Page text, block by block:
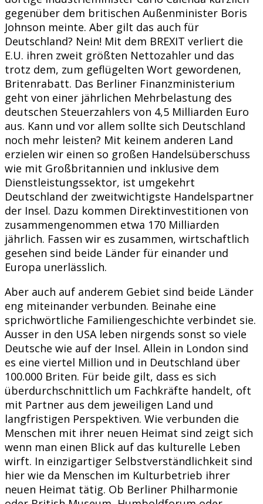
gegenüber dem britischen Außenminister Boris
Johnson meinte. Aber gilt das auch für
Deutschland? Nein! Mit dem BREXIT verliert die
E.U. ihren zweit größten Nettozahler und das
trotz dem, zum geflügelten Wort gewordenen,
Britenrabatt. Das Berliner Finanzministerium
geht von einer jährlichen Mehrbelastung des
deutschen Steuerzahlers von 4,5 Milliarden Euro
aus. Kann und vor allem sollte sich Deutschland
noch mehr leisten? Mit keinem anderen Land
erzielen wir einen so großen Handelsüberschuss
wie mit Großbritannien und inklusive dem
Dienstleistungssektor, ist umgekehrt
Deutschland der zweitwichtigste Handelspartner
der Insel. Dazu kommen Direktinvestitionen von
zusammengenommen etwa 170 Milliarden
jährlich. Fassen wir es zusammen, wirtschaftlich
gesehen sind beide Länder für einander und
Europa unerlässlich.
Aber auch auf anderem Gebiet sind beide Länder
eng miteinander verbunden. Beinahe eine
sprichwörtliche Familiengeschichte verbindet sie.
Ausser in den USA leben nirgends sonst so viele
Deutsche wie auf der Insel. Allein in London sind
es eine viertel Million und in Deutschland über
100.000 Briten. Für beide gilt, dass es sich
überdurchschnittlich um Fachkräfte handelt, oft
mit Partner aus dem jeweiligen Land und
langfristigen Perspektiven. Wie verbunden die
Menschen mit ihrer neuen Heimat sind zeigt sich
wenn man einen Blick auf das kulturelle Leben
wirft. In einzigartiger Selbstverständlichkeit sind
hier wie da Menschen im Kulturbetrieb ihrer
neuen Heimat tätig. Ob Berliner Philharmonie